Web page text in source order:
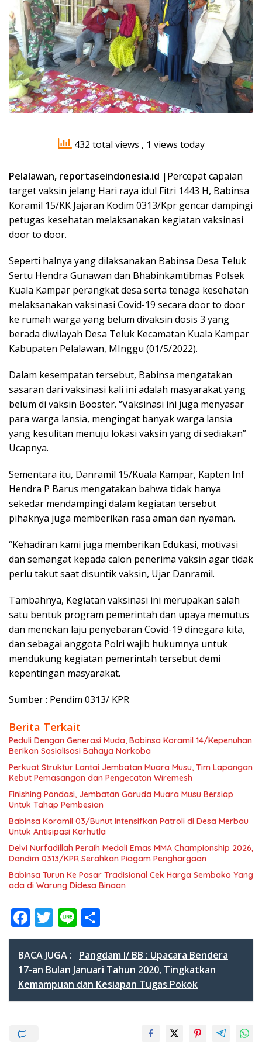
432 total views , 1 views today
Pelalawan, reportaseindonesia.id |Percepat capaian
target vaksin jelang Hari raya idul Fitri 1443 H, Babinsa
Koramil 15/KK Jajaran Kodim 0313/Kpr gencar dampingi
petugas kesehatan melaksanakan kegiatan vaksinasi
door to door.
Seperti halnya yang dilaksanakan Babinsa Desa Teluk
Sertu Hendra Gunawan dan Bhabinkamtibmas Polsek
Kuala Kampar perangkat desa serta tenaga kesehatan
melaksanakan vaksinasi Covid-19 secara door to door
ke rumah warga yang belum divaksin dosis 3 yang
berada diwilayah Desa Teluk Kecamatan Kuala Kampar
Kabupaten Pelalawan, MInggu (01/5/2022).
Dalam kesempatan tersebut, Babinsa mengatakan
sasaran dari vaksinasi kali ini adalah masyarakat yang
belum di vaksin Booster. “Vaksinasi ini juga menyasar
para warga lansia, mengingat banyak warga lansia
yang kesulitan menuju lokasi vaksin yang di sediakan”
Ucapnya.
Sementara itu, Danramil 15/Kuala Kampar, Kapten Inf
Hendra P Barus mengatakan bahwa tidak hanya
sekedar mendampingi dalam kegiatan tersebut
pihaknya juga memberikan rasa aman dan nyaman.
“Kehadiran kami juga memberikan Edukasi, motivasi
dan semangat kepada calon penerima vaksin agar tidak
perlu takut saat disuntik vaksin, Ujar Danramil.
Tambahnya, Kegiatan vaksinasi ini merupakan salah
satu bentuk program pemerintah dan upaya memutus
dan menekan laju penyebaran Covid-19 dinegara kita,
dan sebagai anggota Polri wajib hukumnya untuk
mendukung kegiatan pemerintah tersebut demi
kepentingan masyarakat.
Sumber : Pendim 0313/ KPR
Berita Terkait
Peduli Dengan Generasi Muda, Babinsa Koramil 14/Kepenuhan
Berikan Sosialisasi Bahaya Narkoba
Perkuat Struktur Lantai Jembatan Muara Musu, Tim Lapangan
Kebut Pemasangan dan Pengecatan Wiremesh
Finishing Pondasi, Jembatan Garuda Muara Musu Bersiap
Untuk Tahap Pembesian
Babinsa Koramil 03/Bunut Intensifkan Patroli di Desa Merbau
Untuk Antisipasi Karhutla
Delvi Nurfadillah Peraih Medali Emas MMA Championship 2026,
Dandim 0313/KPR Serahkan Piagam Penghargaan
Babinsa Turun Ke Pasar Tradisional Cek Harga Sembako Yang
ada di Warung Didesa Binaan
F
ac
e
b
o
T
w
itt
er
Li
n
e
h
ar
e
BACA JUGA :
Pangdam I/ BB : Upacara Bendera
17-an Bulan Januari Tahun 2020, Tingkatkan
Kemampuan dan Kesiapan Tugas Pokok